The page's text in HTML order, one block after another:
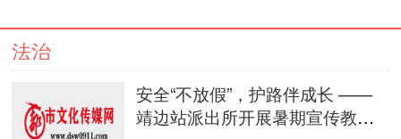
法治
安全“不放假”，护路伴成长 ——
靖边站派出所开展暑期宣传教育